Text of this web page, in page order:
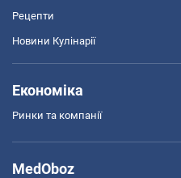
Рецепти
Новини Кулінарії
Економіка
Ринки та компанії
MedOboz